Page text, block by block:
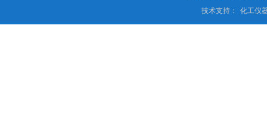
技术支持：
化工仪